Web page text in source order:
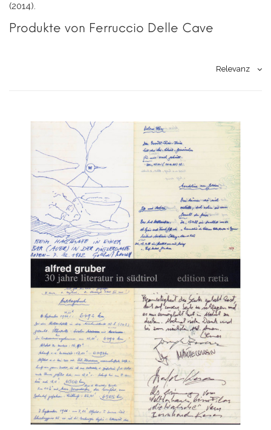
(2014).
Produkte von Ferruccio Delle Cave
Relevanz